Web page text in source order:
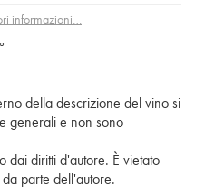
informazioni…
della descrizione del vino si
generali e non sono
dai diritti d'autore. È vietato
parte dell'autore.